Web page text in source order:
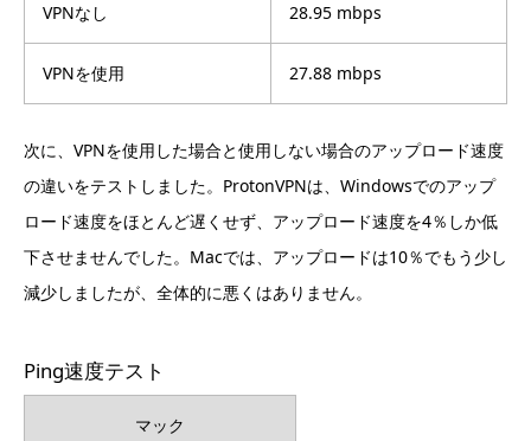
VPNなし 28.95 mbps
VPNを使用 27.88 mbps
次に、VPNを使用した場合と使用しない場合のアップロード速度
の違いをテストしました。ProtonVPNは、Windowsでのアップ
ロード速度をほとんど遅くせず、アップロード速度を4％しか低
下させませんでした。Macでは、アップロードは10％でもう少し
減少しましたが、全体的に悪くはありません。
Ping速度テスト
マック